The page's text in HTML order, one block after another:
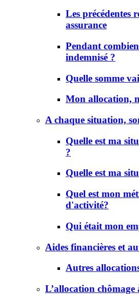
Les précédentes
assurance
Pendant
indemnisé ?
Quelle somme
Mon allocation,
A chaque situation,
Quelle est ma
?
Quelle est ma
Quel est mon
d'activité?
Qui était mon
Aides financières et
Autres
L’allocation chômage